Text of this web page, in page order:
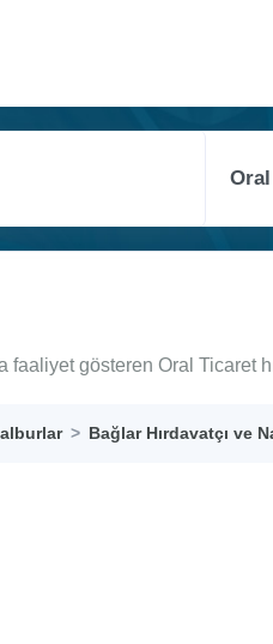
faaliyet gösteren Oral
Bağlar Hırdavatçı ve